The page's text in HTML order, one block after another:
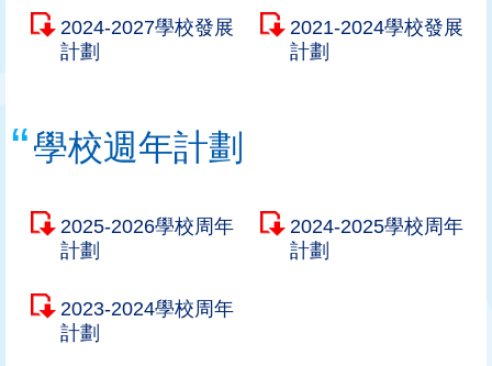
2024-2027學校發展
計劃
2021-2024學校發展
計劃
學校週年計劃
2025-2026學校周年
計劃
2024-2025學校周年
計劃
2023-2024學校周年
計劃